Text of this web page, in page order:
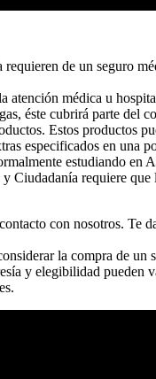
de un seguro
atención médica u
éste cubrirá parte del
Estos productos
especificados en una
estudiando en
Ciudadanía requiere
con nosotros. Te
la compra de
y elegibilidad pueden